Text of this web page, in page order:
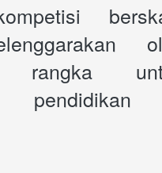
rangka
pendidikan